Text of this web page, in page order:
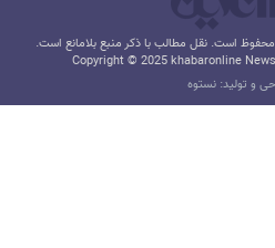
است. نقل مطالب با ذکر منبع بلامانع است.
Copyright © 2025 khabaronline
و تولید: نستوه